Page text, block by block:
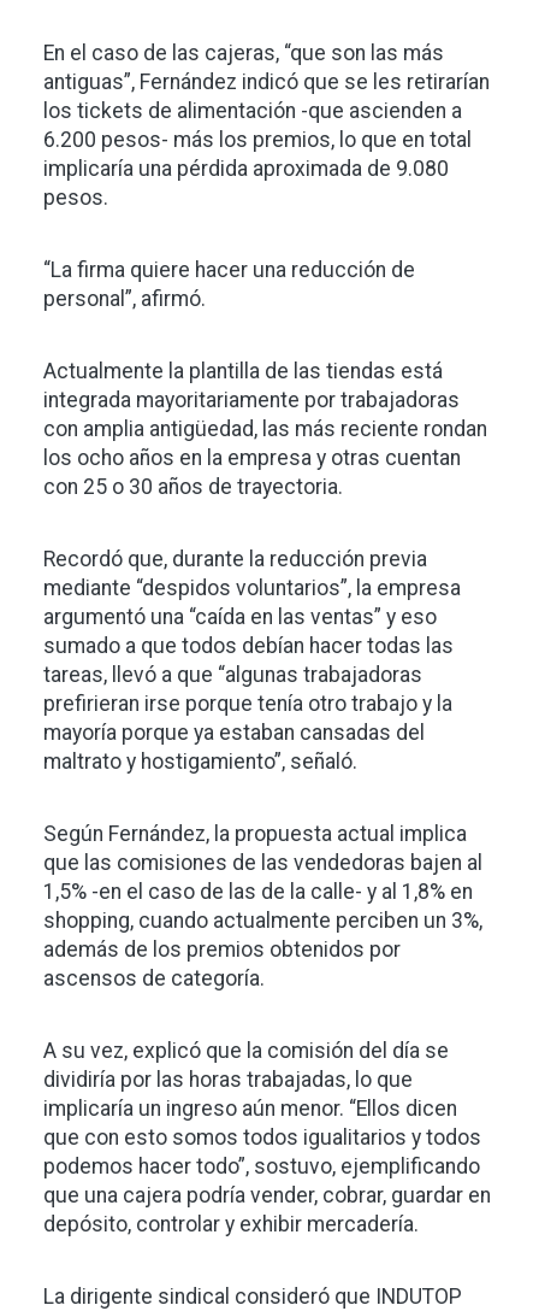
En el caso de las cajeras, “que son las más
antiguas”, Fernández indicó que se les retirarían
los tickets de alimentación -que ascienden a
6.200 pesos- más los premios, lo que en total
implicaría una pérdida aproximada de 9.080
pesos.
“La firma quiere hacer una reducción de
personal”, afirmó.
Actualmente la plantilla de las tiendas está
integrada mayoritariamente por trabajadoras
con amplia antigüedad, las más reciente rondan
los ocho años en la empresa y otras cuentan
con 25 o 30 años de trayectoria.
Recordó que, durante la reducción previa
mediante “despidos voluntarios”, la empresa
argumentó una “caída en las ventas” y eso
sumado a que todos debían hacer todas las
tareas, llevó a que “algunas trabajadoras
prefirieran irse porque tenía otro trabajo y la
mayoría porque ya estaban cansadas del
maltrato y hostigamiento”, señaló.
Según Fernández, la propuesta actual implica
que las comisiones de las vendedoras bajen al
1,5% -en el caso de las de la calle- y al 1,8% en
shopping, cuando actualmente perciben un 3%,
además de los premios obtenidos por
ascensos de categoría.
A su vez, explicó que la comisión del día se
dividiría por las horas trabajadas, lo que
implicaría un ingreso aún menor. “Ellos dicen
que con esto somos todos igualitarios y todos
podemos hacer todo”, sostuvo, ejemplificando
que una cajera podría vender, cobrar, guardar en
depósito, controlar y exhibir mercadería.
La dirigente sindical consideró que INDUTOP